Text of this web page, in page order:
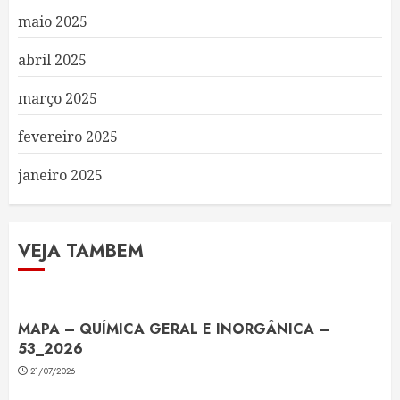
maio 2025
abril 2025
março 2025
fevereiro 2025
janeiro 2025
VEJA TAMBEM
MAPA – QUÍMICA GERAL E INORGÂNICA –
53_2026
21/07/2026